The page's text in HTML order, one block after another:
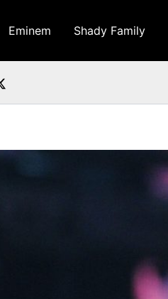
Eminem Shady Family